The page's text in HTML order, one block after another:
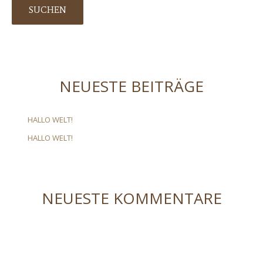
NEUESTE BEITRÄGE
HALLO WELT!
HALLO WELT!
NEUESTE KOMMENTARE